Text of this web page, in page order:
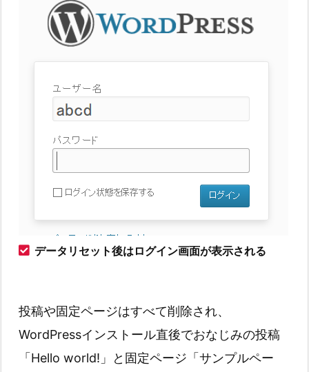
データリセット後はログイン画面が表示される
投稿や固定ページはすべて削除され、
WordPressインストール直後でおなじみの投稿
「Hello world!」と固定ページ「サンプルペー